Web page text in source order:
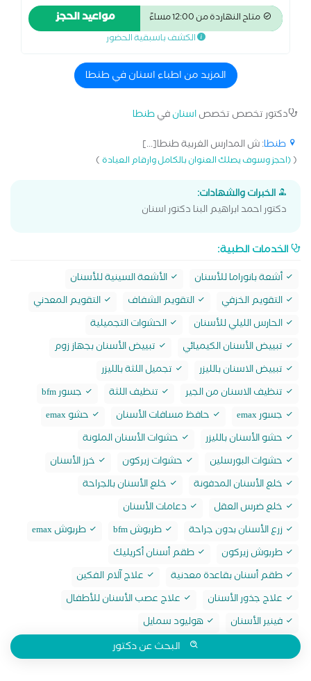
متاح النهاردة من 12:00 مساءً مواعيد الحجز
الكشف باسبقية الحضور
المزيد من اطباء اسنان في طنطا
دكتور تخصص تخصصاسنانفيطنطا
طنطا: ش المدارس الغربية طنطا[...]
((احجز وسوف يصلك العنوان بالكامل وارقام العيادة)
الخبرات والشهادات:
دكتور احمد ابراهيم البنا دكتور اسنان
الخدمات الطبية:
أشعة بانوراما للأسنان
الأشعة السينية للأسنان
التقويم الخزفي
التقويم الشفاف
التقويم المعدني
الحارس الليلي للأسنان
الحشوات التجميلية
تبييض الأسنان الكيميائي
تبييض الأسنان بجهاز زوم
تبييض الاسنان بالليزر
تجميل اللثة بالليزر
تنظيف الاسنان من الجير
تنظيف اللثة
جسور bfm
جسور emax
حافظ مسافات الأسنان
حشو emax
حشو الأسنان بالليزر
حشوات الأسنان الملونة
حشوات البورسلين
حشوات زيركون
خرز الأسنان
خلع الأسنان المدفونة
خلع الأسنان بالجراحة
خلع ضرس العقل
دعامات الأسنان
زرع الأسنان بدون جراحة
طربوش bfm
طربوش emax
طربوش زيركون
طقم أسنان أكريليك
طقم أسنان بقاعدة معدنية
علاج آلام الفكين
علاج جذور الأسنان
علاج عصب الأسنان للأطفال
فينير الأسنان
هوليود سمايل
البحث عن دكتور